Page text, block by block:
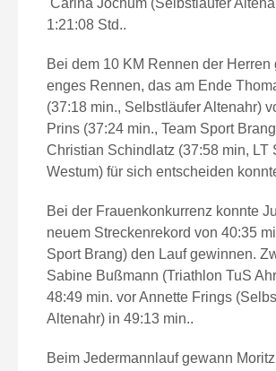
Carina Jochum (Selbstläufer
1:21:08 Std..
Bei dem 10 KM Rennen der Herren
enges Rennen, das am Ende
(37:18 min., Selbstläufer Altenahr)
Prins (37:24 min., Team Sport
Christian Schindlatz (37:58 min, LT
Westum) für sich entscheiden
Bei der Frauenkonkurrenz konnte
neuem Streckenrekord von 40:35
Sport Brang) den Lauf gewinnen.
Sabine Bußmann (Triathlon TuS
48:49 min. vor Annette Frings
Altenahr) in 49:13 min..
Beim Jedermannlauf gewann